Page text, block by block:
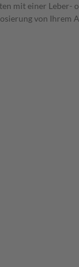
mit einer
von Ihrem